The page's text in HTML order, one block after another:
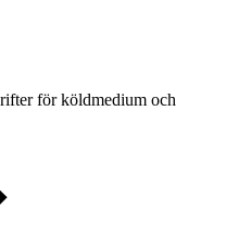
för köldmedium och